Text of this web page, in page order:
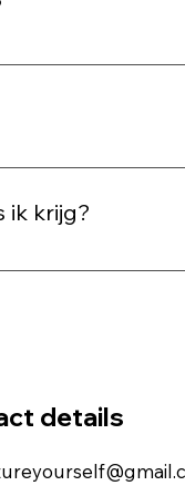
we snel
à 2 weken na de
ik krijg?
beste beelden
details